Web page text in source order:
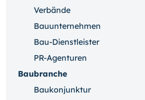
Verbände
Bauunternehmen
Bau-Dienstleister
PR-Agenturen
Baubranche
Baukonjunktur